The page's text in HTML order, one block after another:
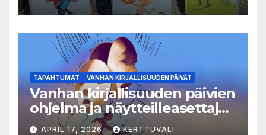
TAPAHTUMAT VANHAN KIRJALLISUUDEN PÄIVÄT
Vanhan kirjallisuuden päivien
ohjelma ja näytteilleasettajat
julkistettu
APRIL 17, 2026 KERTTUVALI